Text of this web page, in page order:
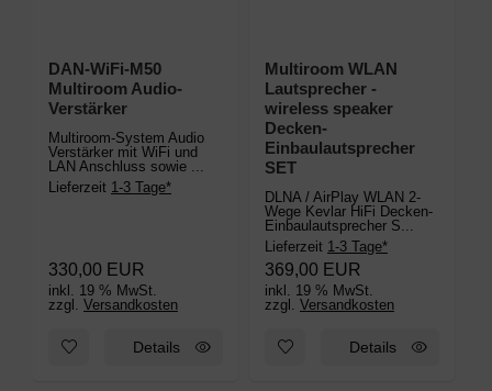
DAN-WiFi-M50
Multiroom Audio-
Verstärker
Multiroom-System Audio
Verstärker mit WiFi und
LAN Anschluss sowie ...
Lieferzeit 1-3 Tage*
330,00 EUR
inkl. 19 % MwSt.
zzgl. Versandkosten
Zum Merkzettel hinzufügen: DAN-WiFi-M50 Multiroom Audio-
Details
Multiroom WLAN
Lautsprecher -
wireless speaker
Decken-
Einbaulautsprecher
SET
DLNA / AirPlay WLAN 2-
Wege Kevlar HiFi Decken-
Einbaulautsprecher S...
Lieferzeit 1-3 Tage*
369,00 EUR
inkl. 19 % MwSt.
zzgl. Versandkosten
Zum Merkzettel hinzufügen:
Details